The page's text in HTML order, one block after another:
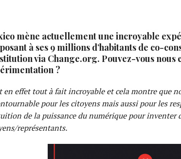
mène actuellement une incroyable
à ses 9 millions d’habitants de co-
via Change.org. Pouvez-vous nous
?
en effet tout à fait incroyable et cela montre que
pour les citoyens mais aussi pour les
de la puissance du numérique pour inventer
représentants.